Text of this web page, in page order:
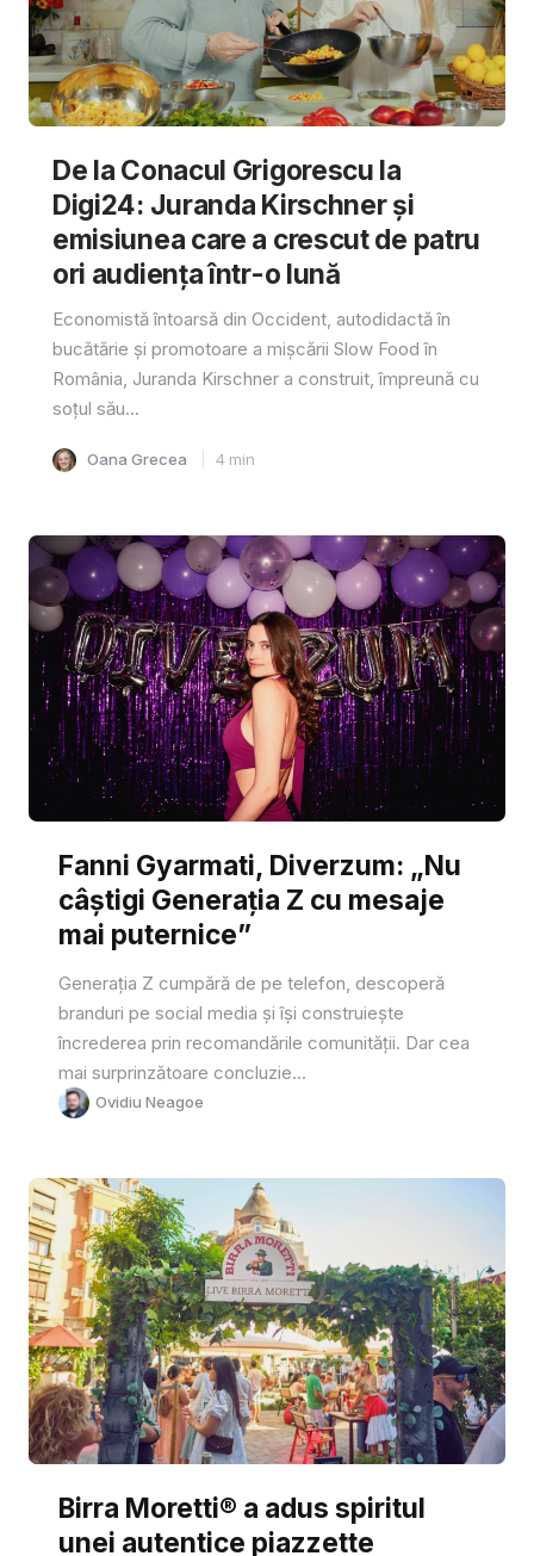
De la Conacul Grigorescu la
Digi24: Juranda Kirschner și
emisiunea care a crescut de patru
ori audiența într-o lună
Economistă întoarsă din Occident, autodidactă în
bucătărie și promotoare a mișcării Slow Food în
România, Juranda Kirschner a construit, împreună cu
soțul său...
Oana Grecea 4 min
Fanni Gyarmati, Diverzum: „Nu
câștigi Generația Z cu mesaje
mai puternice”
Generația Z cumpără de pe telefon, descoperă
branduri pe social media și își construiește
încrederea prin recomandările comunității. Dar cea
mai surprinzătoare concluzie...
Ovidiu Neagoe
Birra Moretti® a adus spiritul
unei autentice piazzette